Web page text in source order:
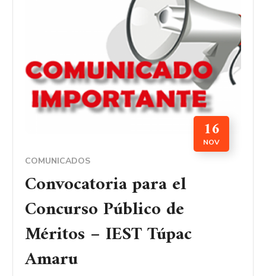
16
NOV
COMUNICADOS
Convocatoria para el
Concurso Público de
Méritos – IEST Túpac
Amaru